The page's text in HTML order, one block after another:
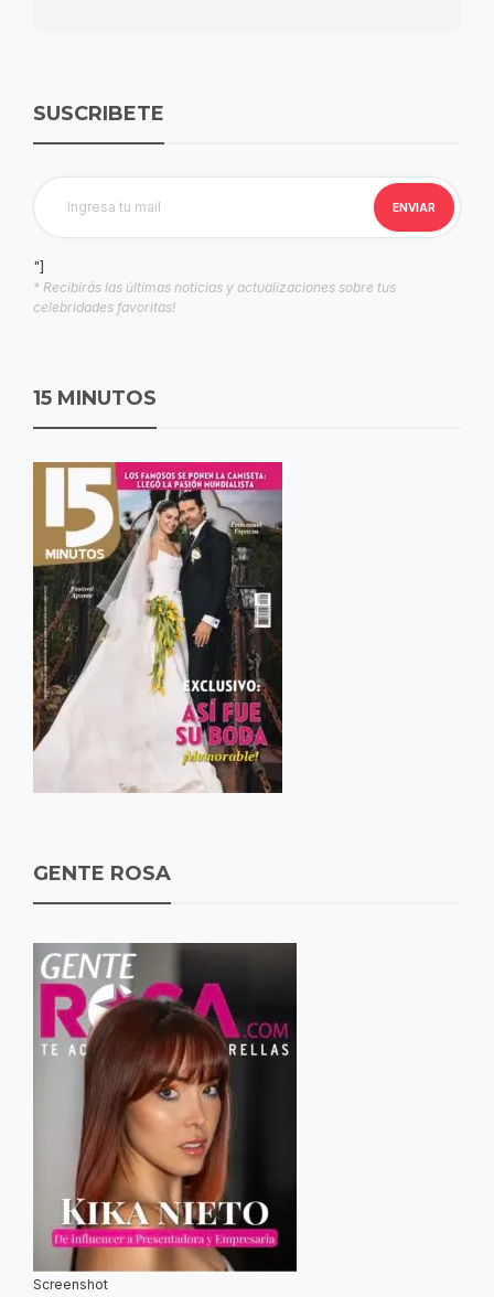
SUSCRIBETE
"]
* Recibirás las últimas noticias y actualizaciones sobre tus
celebridades favoritas!
15 MINUTOS
GENTE ROSA
Screenshot